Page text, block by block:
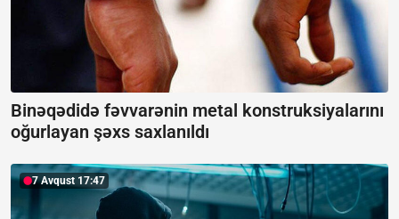
Binəqədidə fəvvarənin metal konstruksiyalarını
oğurlayan şəxs saxlanıldı
7 Avqust 17:47